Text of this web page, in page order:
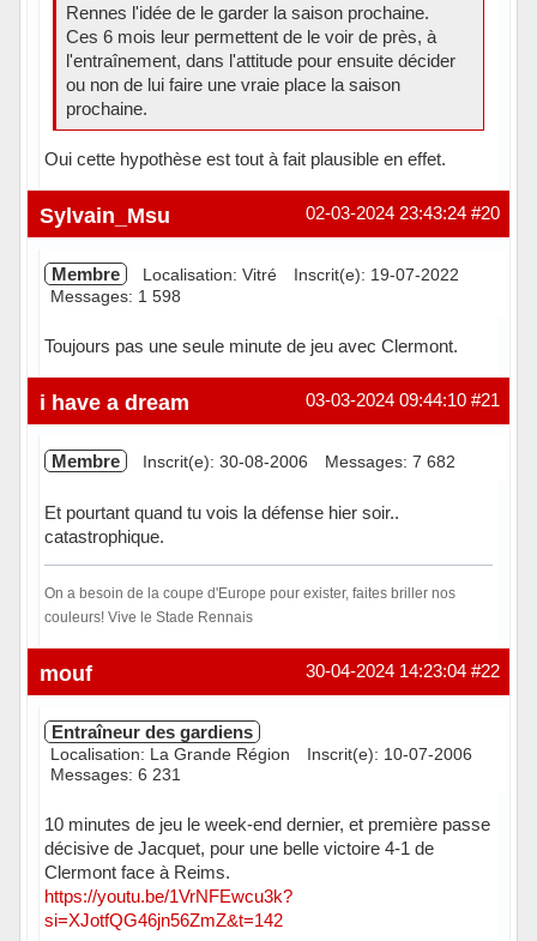
Rennes l'idée de le garder la saison prochaine.
Ces 6 mois leur permettent de le voir de près, à
l'entraînement, dans l'attitude pour ensuite décider
ou non de lui faire une vraie place la saison
prochaine.
Oui cette hypothèse est tout à fait plausible en effet.
#20
02-03-2024 23:43:24
Sylvain_Msu
Membre Localisation: Vitré
Inscrit(e): 19-07-2022
Messages: 1 598
Toujours pas une seule minute de jeu avec Clermont.
Hors ligne #21
03-03-2024 09:44:10
i have a dream
Membre Inscrit(e): 30-08-2006 Messages: 7 682
Et pourtant quand tu vois la défense hier soir..
catastrophique.
On a besoin de la coupe d'Europe pour exister, faites briller nos
couleurs! Vive le Stade Rennais
Hors ligne #22
30-04-2024 14:23:04
mouf
Entraîneur des gardiens
Localisation: La Grande Région
Inscrit(e): 10-07-2006
Messages: 6 231
10 minutes de jeu le week-end dernier, et première passe
décisive de Jacquet, pour une belle victoire 4-1 de
Clermont face à Reims.
https://youtu.be/1VrNFEwcu3k?
si=XJotfQG46jn56ZmZ&t=142